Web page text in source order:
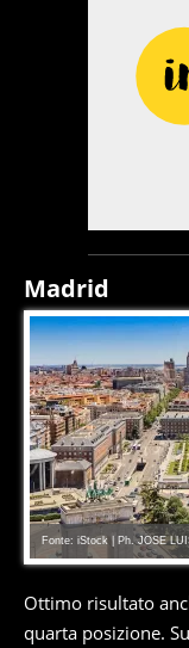
Madrid
Fonte: iStock | Ph. JOSE
Ottimo risultato
quarta posizione.